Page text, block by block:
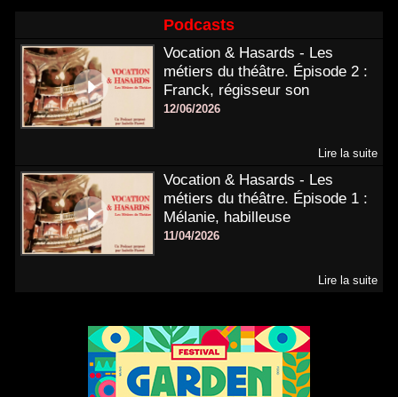
Podcasts
Vocation & Hasards - Les
métiers du théâtre. Épisode 2 :
Franck, régisseur son
12/06/2026
Lire la suite
Vocation & Hasards - Les
métiers du théâtre. Épisode 1 :
Mélanie, habilleuse
11/04/2026
Lire la suite